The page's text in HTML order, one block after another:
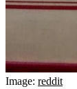
Image: reddit